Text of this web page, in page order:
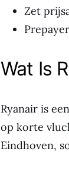
Zet
Wat Is
Ryanair is
op korte
Eindhoven,